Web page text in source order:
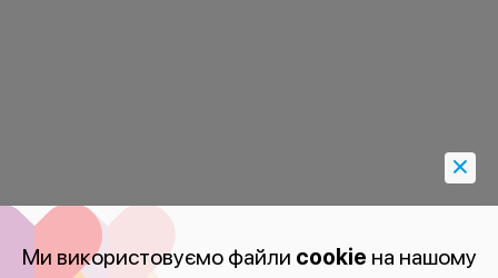
Ми використовуємо файли cookie на нашому